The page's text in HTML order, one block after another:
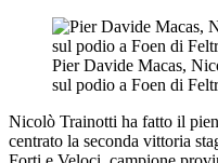
Pier Davide Macas,
sul podio a Foen di
Nicolò Trainotti ha fatto il
centrato la seconda vittoria